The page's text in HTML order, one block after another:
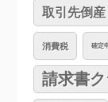
取引先倒産
消費税 確定
請求書